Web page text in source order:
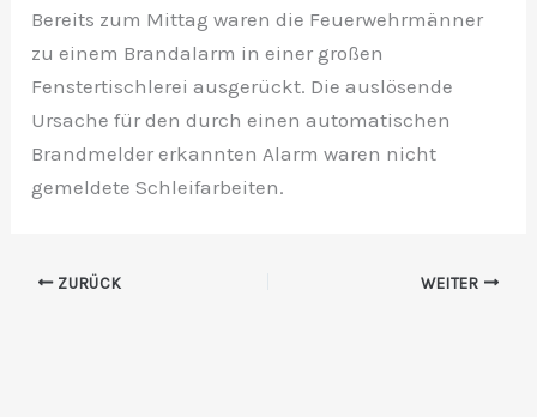
Bereits zum Mittag waren die Feuerwehrmänner
zu einem Brandalarm in einer großen
Fenstertischlerei ausgerückt. Die auslösende
Ursache für den durch einen automatischen
Brandmelder erkannten Alarm waren nicht
gemeldete Schleifarbeiten.
ZURÜCK WEITER